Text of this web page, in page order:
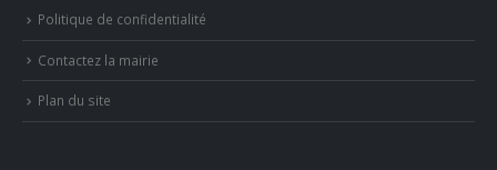
Politique de confidentialité
Contactez la mairie
Plan du site